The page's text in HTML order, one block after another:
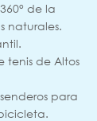
de la
naturales.
tenis de Altos
para